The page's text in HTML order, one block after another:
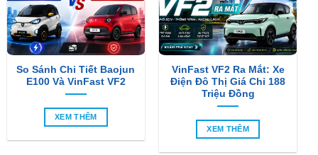
So Sánh Chi Tiết Baojun
E100 Và VinFast VF2
XEM THÊM
VinFast VF2 Ra Mắt: Xe
Điện Đô Thị Giá Chỉ 188
Triệu Đồng
XEM THÊM